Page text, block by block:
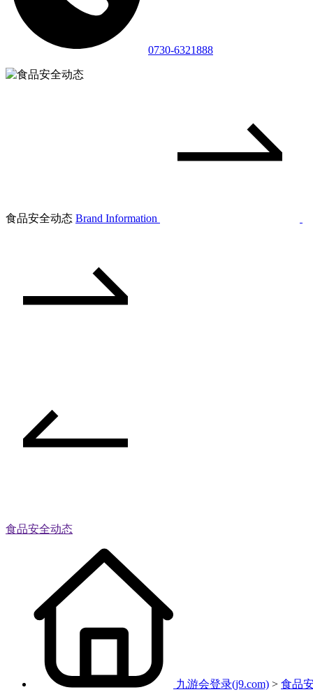
0730-6321888
食品安全动态 Brand Information
食品安全动态
九游会登录(j9.com) > 食品